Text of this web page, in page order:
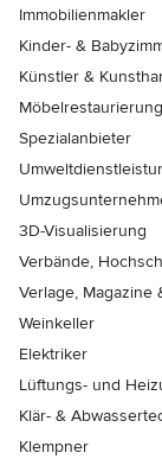
Immobilienmakler
Kinder- &
Künstler &
Möbelrestaurierung
Spezialanbieter
3D-Visualisierung
Verbände,
Verlage, Magazine
Weinkeller
Elektriker
Lüftungs- und
Klär- &
Klempner